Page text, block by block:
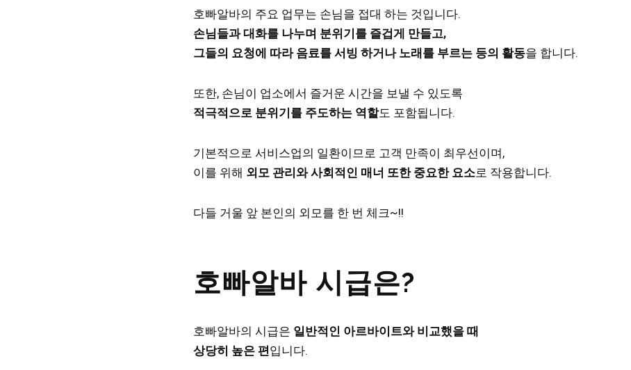
호빠알바의 주요 업무는 손님을 접대 하는 것입니다.
손님들과 대화를 나누며 분위기를 즐겁게 만들고,
그들의 요청에 따라 음료를 서빙 하거나 노래를 부르는 등의 활동을 합니다.
또한, 손님이 업소에서 즐거운 시간을 보낼 수 있도록
적극적으로 분위기를 주도하는 역할도 포함됩니다.
기본적으로 서비스업의 일환이므로 고객 만족이 최우선이며,
이를 위해 외모 관리와 사회적인 매너 또한 중요한 요소로 작용합니다.
다들 거울 앞 본인의 외모를 한 번 체크~!!
호빠알바 시급은?
호빠알바의 시급은 일반적인 아르바이트와 비교했을 때
상당히 높은 편입니다.